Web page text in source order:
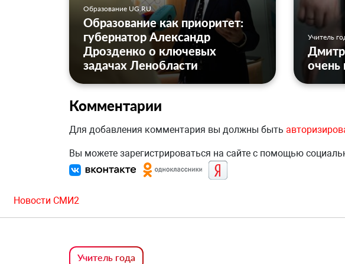
Образование UG.RU
Образование как приоритет:
губернатор Александр
Дрозденко о ключевых
задачах Ленобласти
Учитель
очень
Комментарии
Для добавления комментария вы должны быть
Вы можете зарегистрироваться на сайте с помощью
Новости СМИ2
Учитель года